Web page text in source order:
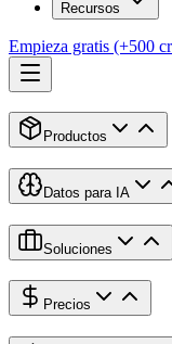
Recursos
Empieza gratis (+500
Productos
Datos para IA
Soluciones
Precios